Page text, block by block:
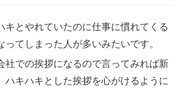
キとやれていたのに仕事に慣れてくる
ってしまった人が多いみたいです。
社での挨拶になるので言ってみれば新
ハキハキとした挨拶を心がけるように